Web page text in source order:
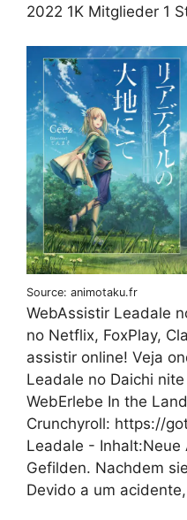
2022 1K Mitglieder 1
Source: animotaku.fr
WebAssistir Leadale
no Netflix, FoxPlay,
assistir online! Veja
Leadale no Daichi
WebErlebe In the
Crunchyroll: https://
Leadale -
Gefilden. Nachdem
Devido a um